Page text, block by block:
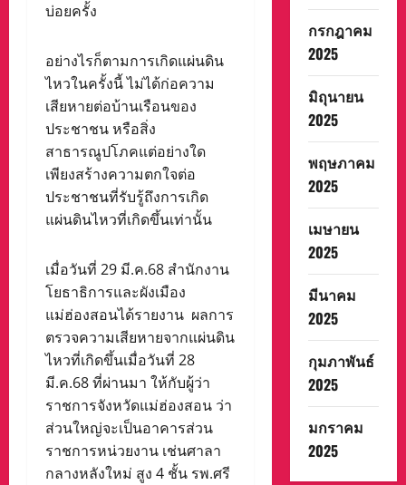
บ่อยครั้ง
อย่างไรก็ตามการเกิดแผ่นดิน
ไหวในครั้งนี้ ไม่ได้ก่อความ
เสียหายต่อบ้านเรือนของ
ประชาชน หรือสิ่ง
สาธารณูปโภคแต่อย่างใด
เพียงสร้างความตกใจต่อ
ประชาชนที่รับรู้ถึงการเกิด
แผ่นดินไหวที่เกิดขึ้นเท่านั้น
เมื่อวันที่ 29 มี.ค.68 สำนักงาน
โยธาธิการและผังเมือง
แม่ฮ่องสอนได้รายงาน ผลการ
ตรวจความเสียหายจากแผ่นดิน
ไหวที่เกิดขึ้นเมื่อวันที่ 28
มี.ค.68 ที่ผ่านมา ให้กับผู้ว่า
ราชการจังหวัดแม่ฮ่องสอน ว่า
ส่วนใหญ่จะเป็นอาคารส่วน
ราชการหน่วยงาน เช่นศาลา
กลางหลังใหม่ สูง 4 ชั้น รพ.ศรี
กรกฎาคม
2025
มิถุนายน
2025
พฤษภาคม
2025
เมษายน
2025
มีนาคม
2025
กุมภาพันธ์
2025
มกราคม
2025